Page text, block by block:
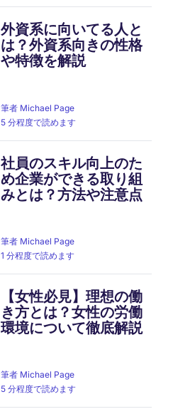
外資系に向いてる人と
は？外資系向きの性格
や特徴を解説
筆者 Michael Page
5 分程度で読めます
社員のスキル向上のた
め企業ができる取り組
みとは？方法や注意点
筆者 Michael Page
1 分程度で読めます
【女性必見】理想の働
き方とは？女性の労働
環境について徹底解説
筆者 Michael Page
5 分程度で読めます